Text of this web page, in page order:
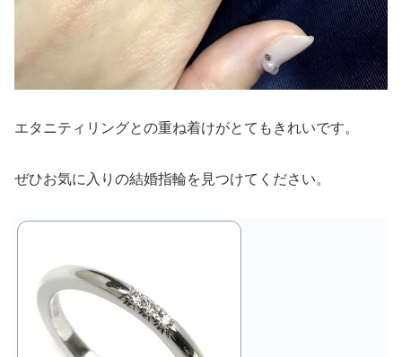
エタニティリングとの重ね着けがとてもきれいです。
ぜひお気に入りの結婚指輪を見つけてください。